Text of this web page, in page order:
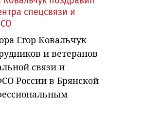
спецсвязи и
Егор Ковальчук
и ветеранов
связи и
России в Брянской